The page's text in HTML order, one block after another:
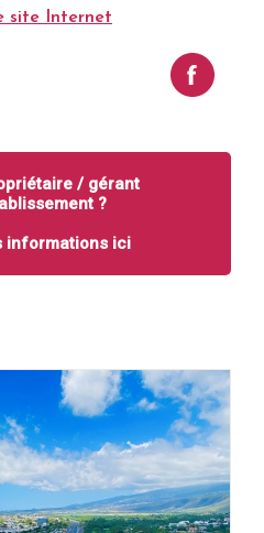
site Internet
/ gérant
?
informations ici